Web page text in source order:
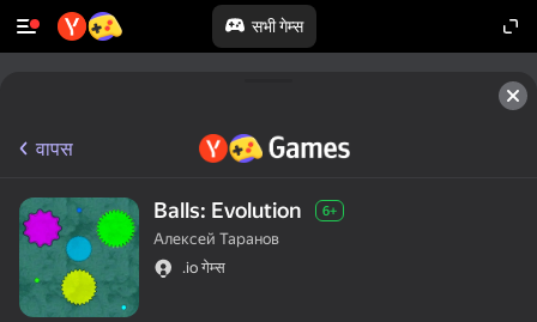
सभी गेम्स
वापस
Balls: Evolution 6+
Алексей Таранов
.io गेम्स